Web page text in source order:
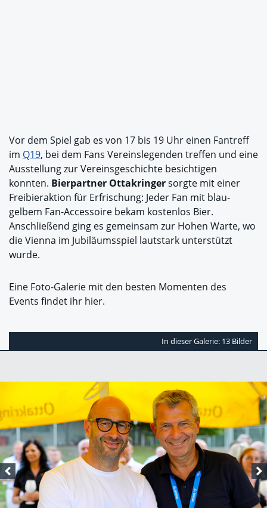
Vor dem Spiel gab es von 17 bis 19 Uhr einen Fantreff
im Q19, bei dem Fans Vereinslegenden treffen und eine
Ausstellung zur Vereinsgeschichte besichtigen
konnten. Bierpartner Ottakringersorgte mit einer
Freibieraktion für Erfrischung: Jeder Fan mit blau-
gelbem Fan-Accessoire bekam kostenlos Bier.
Anschließend ging es gemeinsam zur Hohen Warte, wo
die Vienna im Jubiläumsspiel lautstark unterstützt
wurde.
Eine Foto-Galerie mit den besten Momenten des
Events findet ihr hier.
In dieser Galerie: 13 Bilder